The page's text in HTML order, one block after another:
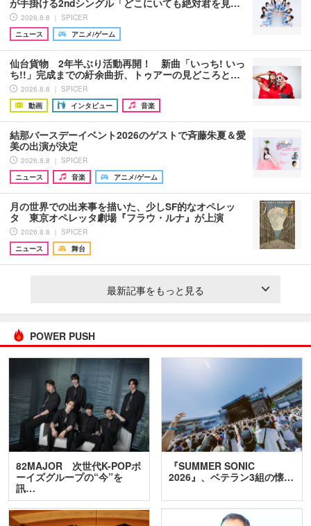
2026.8.8 ｜ SPICER
ニュース
アニメ/ゲーム
仙台貨物 2年半ぶり活動再開！ 新曲「いっち! いっ
ち!!」完成までの紆余曲折、トゥアーの見どころと…
2026.8.8 ｜ SPICER
動画
インタビュー 音楽
結那バースデーイベント2026のゲストで斉藤朱夏＆愛
美の出演が決定
2026.8.8 ｜ SPICER
ニュース
音楽 アニメ/ゲーム
月の世界での出来事を描いた、少しSF的なオペレッ
タ 東京オペレッタ劇場『フラウ・ルナ』が上演
2026.8.8 ｜ SPICER
ニュース
舞台
最新記事をもっと見る
POWER PUSH
82MAJOR 次世代K-POPボ
ーイズグループの“今”を
訊…
『SUMMER SONIC
2026』、ベテラン3組の懐…